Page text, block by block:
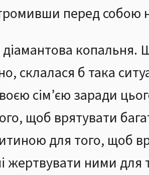
перед собою
діамантова
склалася б така
сім’єю заради
щоб врятувати
для того, щоб
жертвувати ними для